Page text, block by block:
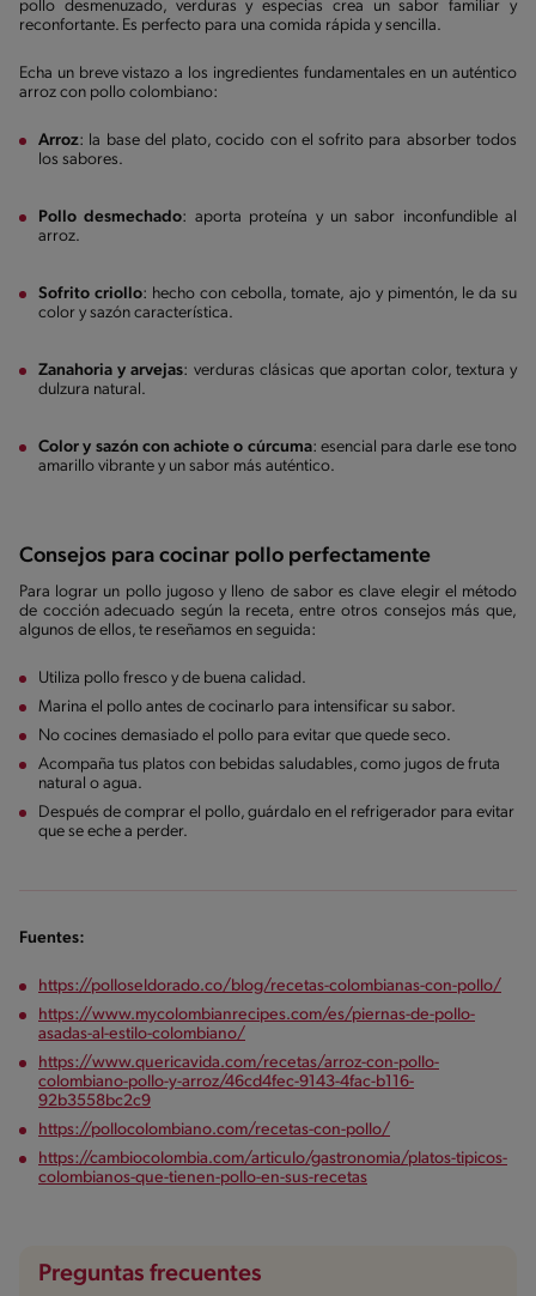
pollo desmenuzado, verduras y especias crea un sabor familiar y
reconfortante. Es perfecto para una comida rápida y sencilla.
Echa un breve vistazo a los ingredientes fundamentales en un auténtico
arroz con pollo colombiano:
Arroz: la base del plato, cocido con el sofrito para absorber todos
los sabores.
Pollo desmechado: aporta proteína y un sabor inconfundible al
arroz.
Sofrito criollo: hecho con cebolla, tomate, ajo y pimentón, le da su
color y sazón característica.
Zanahoria y arvejas: verduras clásicas que aportan color, textura y
dulzura natural.
Color y sazón con achiote o cúrcuma: esencial para darle ese tono
amarillo vibrante y un sabor más auténtico.
Consejos para cocinar pollo perfectamente
Para lograr un pollo jugoso y lleno de sabor es clave elegir el método
de cocción adecuado según la receta, entre otros consejos más que,
algunos de ellos, te reseñamos en seguida:
Utiliza pollo fresco y de buena calidad.
Marina el pollo antes de cocinarlo para intensificar su sabor.
No cocines demasiado el pollo para evitar que quede seco.
Acompaña tus platos con bebidas saludables, como jugos de fruta
natural o agua.
Después de comprar el pollo, guárdalo en el refrigerador para evitar
que se eche a perder.
Fuentes:
https://polloseldorado.co/blog/recetas-colombianas-con-pollo/
https://www.mycolombianrecipes.com/es/piernas-de-pollo-
asadas-al-estilo-colombiano/
https://www.quericavida.com/recetas/arroz-con-pollo-
colombiano-pollo-y-arroz/46cd4fec-9143-4fac-b116-
92b3558bc2c9
https://pollocolombiano.com/recetas-con-pollo/
https://cambiocolombia.com/articulo/gastronomia/platos-tipicos-
colombianos-que-tienen-pollo-en-sus-recetas
Preguntas frecuentes